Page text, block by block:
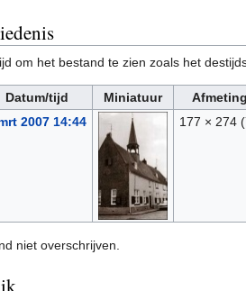
om het bestand te zien zoals het
Datum/tijd Miniatuur
2007 14:44 177 × 274
niet overschrijven.